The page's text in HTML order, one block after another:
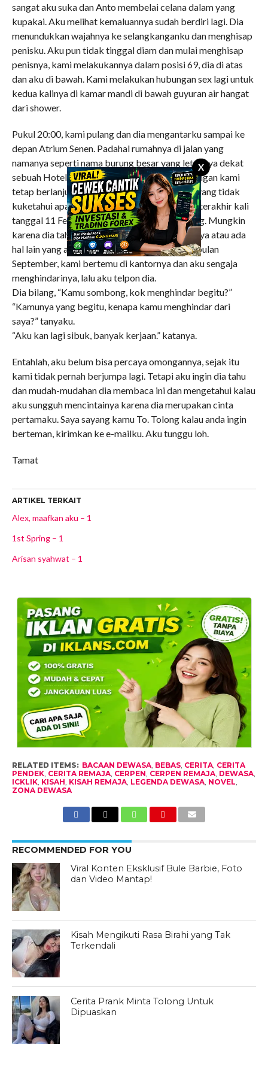
X
sangat aku suka dan Anto membelai celana dalam yang
kupakai. Aku melihat kemaluannya sudah berdiri lagi. Dia
menundukkan wajahnya ke selangkanganku dan menghisap
penisku. Aku pun tidak tinggal diam dan mulai menghisap
penisnya, kami melakukannya dalam posisi 69, dia di atas
dan aku di bawah. Kami melakukan hubungan sex lagi untuk
kedua kalinya di kamar mandi di bawah guyuran air hangat
dari shower.
Pukul 20:00, kami pulang dan dia mengantarku sampai ke
depan Atrium Senen. Padahal rumahnya di jalan yang
namanya seperti nama burung besar yang letaknya dekat
sebuah Hotel sebelum pelayaran Senen. Hubungan kami
tetap berlanjut hingga dia menghindar dariku yang tidak
kuketahui apa sebabnya. Kami melakukannya terakhir kali
tanggal 11 Februari 2000 di gelanggang renang. Mungkin
karena dia tahu bahwa aku keponakan temannya atau ada
hal lain yang aku tidak ketahui. Tetapi sekitar bulan
September, kami bertemu di kantornya dan aku sengaja
menghindarinya, lalu aku telpon dia.
Dia bilang, “Kamu sombong, kok menghindar begitu?”
“Kamunya yang begitu, kenapa kamu menghindar dari
saya?” tanyaku.
“Aku kan lagi sibuk, banyak kerjaan.” katanya.
Entahlah, aku belum bisa percaya omongannya, sejak itu
kami tidak pernah berjumpa lagi. Tetapi aku ingin dia tahu
dan mudah-mudahan dia membaca ini dan mengetahui kalau
aku sungguh mencintainya karena dia merupakan cinta
pertamaku. Saya sayang kamu To. Tolong kalau anda ingin
berteman, kirimkan ke e-mailku. Aku tunggu loh.
Tamat
ARTIKEL TERKAIT
Alex, maafkan aku – 1
1st Spring – 1
Arisan syahwat – 1
RELATED ITEMS: BACAAN DEWASA, BEBAS, CERITA, CERITA
PENDEK, CERITA REMAJA, CERPEN, CERPEN REMAJA, DEWASA,
ICKLIK, KISAH, KISAH REMAJA, LEGENDA DEWASA, NOVEL,
ZONA DEWASA
RECOMMENDED FOR YOU
Viral Konten Eksklusif Bule Barbie, Foto
dan Video Mantap!
Kisah Mengikuti Rasa Birahi yang Tak
Terkendali
Cerita Prank Minta Tolong Untuk
Dipuaskan